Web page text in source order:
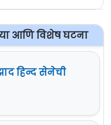
आणि विशेष घटना
हिन्द सेनेची